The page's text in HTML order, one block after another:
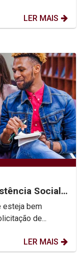
LER MAIS
Social
esteja bem
de...
LER MAIS